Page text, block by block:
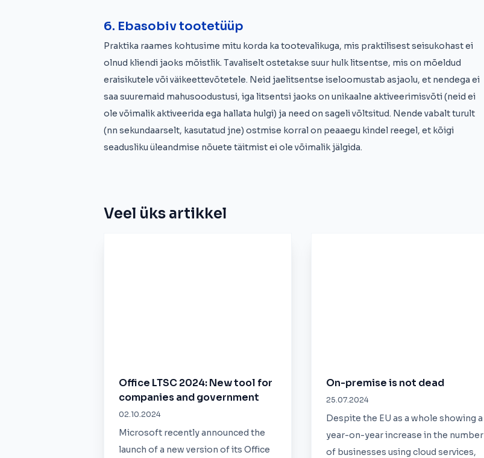
6. Ebasobiv tootetüüp
Praktika raames kohtusime mitu korda ka tootevalikuga, mis praktilisest seisukohast ei
olnud kliendi jaoks mõistlik. Tavaliselt ostetakse suur hulk litsentse, mis on mõeldud
eraisikutele või väikeettevõtetele. Neid jaelitsentse iseloomustab asjaolu, et nendega ei
saa suuremaid mahusoodustusi, iga litsentsi jaoks on unikaalne aktiveerimisvõti (neid ei
ole võimalik aktiveerida ega hallata hulgi) ja need on sageli võltsitud. Nende vabalt turult
(nn sekundaarselt, kasutatud jne) ostmise korral on peaaegu kindel reegel, et kõigi
seadusliku üleandmise nõuete täitmist ei ole võimalik jälgida.
Veel üks artikkel
Office LTSC 2024: New tool for
companies and government
02.10.2024
Microsoft recently announced the
launch of a new version of its Office
On-premise is not dead
25.07.2024
Despite the EU as a whole showing a
year-on-year increase in the number
of businesses using cloud services,